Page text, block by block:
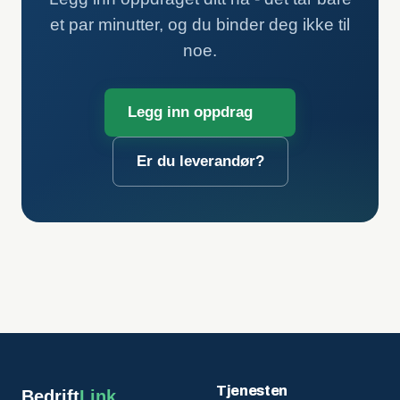
et par minutter, og du binder deg ikke til
noe.
Legg inn oppdrag
Er du leverandør?
Tjenesten